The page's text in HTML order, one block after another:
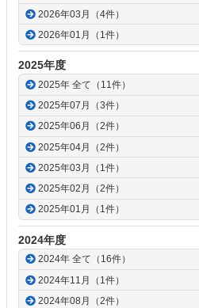
2026年03月（4件）
2026年01月（1件）
2025年度
2025年 全て（11件）
2025年07月（3件）
2025年06月（2件）
2025年04月（2件）
2025年03月（1件）
2025年02月（2件）
2025年01月（1件）
2024年度
2024年 全て（16件）
2024年11月（1件）
2024年08月（2件）